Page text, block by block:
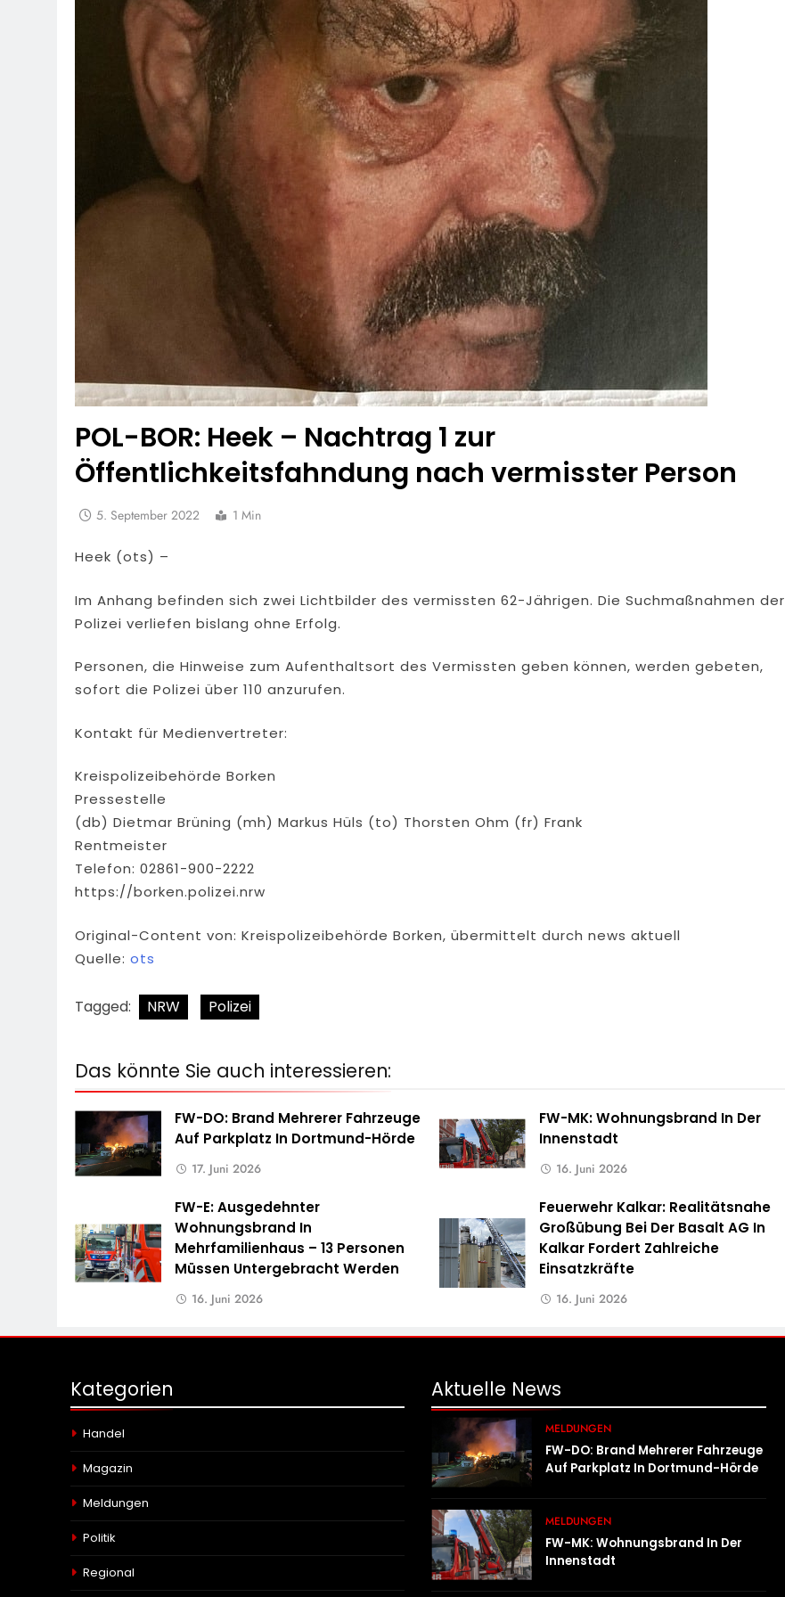
POL-BOR: Heek – Nachtrag 1 zur
Öffentlichkeitsfahndung nach vermisster Person
5. September 2022 1 Min
Heek (ots) –
Im Anhang befinden sich zwei Lichtbilder des vermissten 62-Jährigen. Die Suchmaßnahmen der
Polizei verliefen bislang ohne Erfolg.
Personen, die Hinweise zum Aufenthaltsort des Vermissten geben können, werden gebeten,
sofort die Polizei über 110 anzurufen.
Kontakt für Medienvertreter:
Kreispolizeibehörde Borken
Pressestelle
(db) Dietmar Brüning (mh) Markus Hüls (to) Thorsten Ohm (fr) Frank
Rentmeister
Telefon: 02861-900-2222
https://borken.polizei.nrw
Original-Content von: Kreispolizeibehörde Borken, übermittelt durch news aktuell
Quelle: ots
Tagged: NRW Polizei
Das könnte Sie auch interessieren:
FW-DO: Brand Mehrerer Fahrzeuge
Auf Parkplatz In Dortmund-Hörde
17. Juni 2026
FW-MK: Wohnungsbrand In Der
Innenstadt
16. Juni 2026
FW-E: Ausgedehnter
Wohnungsbrand In
Mehrfamilienhaus – 13 Personen
Müssen Untergebracht Werden
16. Juni 2026
Feuerwehr Kalkar: Realitätsnahe
Großübung Bei Der Basalt AG In
Kalkar Fordert Zahlreiche
Einsatzkräfte
16. Juni 2026
Kategorien
Handel
Magazin
Meldungen
Politik
Regional
Aktuelle News
MELDUNGEN
FW-DO: Brand Mehrerer Fahrzeuge
Auf Parkplatz In Dortmund-Hörde
MELDUNGEN
FW-MK: Wohnungsbrand In Der
Innenstadt